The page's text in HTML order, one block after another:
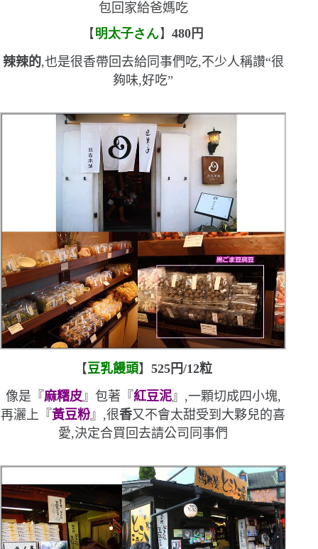
包回家給爸媽吃
【 明太子さん】480 円
辣辣的,也是很香帶回去給同事們吃,不少人稱讚“很
夠味,好吃”
【豆乳饅頭】 525円/12粒
像是『 麻糬皮』包著『 紅豆泥』,一顆切成四小塊,
再灑上『 黃豆粉』,很香又不會太甜受到大夥兒的喜
愛,決定合買回去請公司同事們